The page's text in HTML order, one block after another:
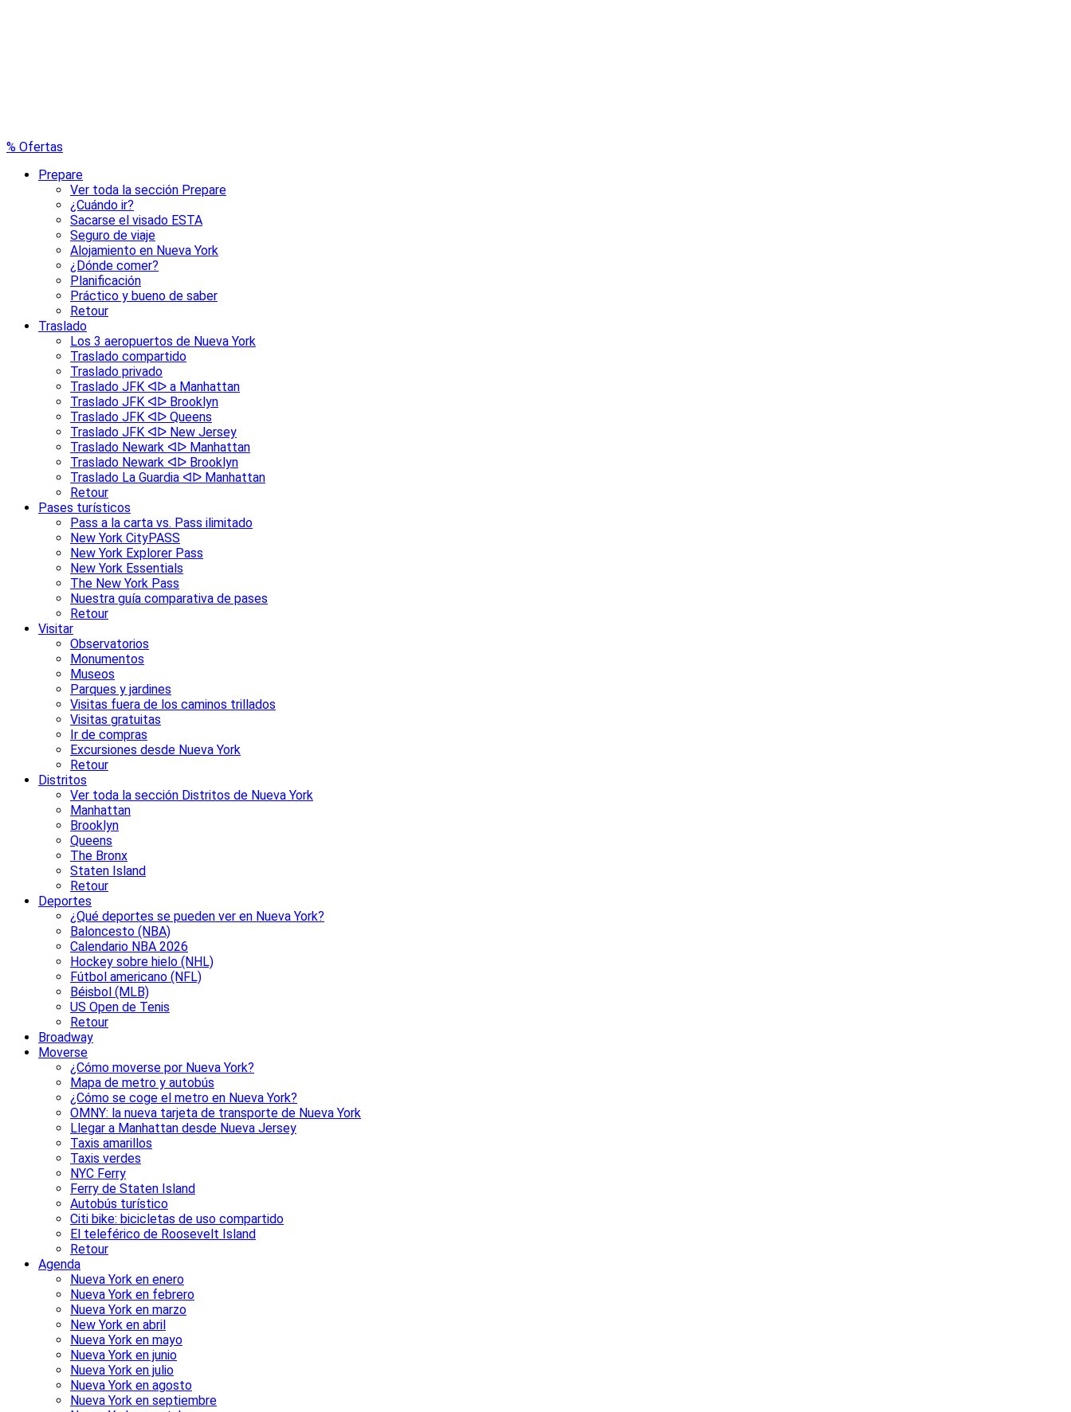
% Ofertas
Prepare
Ver toda la sección Prepare
¿Cuándo ir?
Sacarse el visado ESTA
Seguro de viaje
Alojamiento en Nueva York
¿Dónde comer?
Planificación
Práctico y bueno de saber
Retour
Traslado
Los 3 aeropuertos de Nueva York
Traslado compartido
Traslado privado
Traslado JFK ᐊᐅ a Manhattan
Traslado JFK ᐊᐅ Brooklyn
Traslado JFK ᐊᐅ Queens
Traslado JFK ᐊᐅ New Jersey
Traslado Newark ᐊᐅ Manhattan
Traslado Newark ᐊᐅ Brooklyn
Traslado La Guardia ᐊᐅ Manhattan
Retour
Pases turísticos
Pass a la carta vs. Pass ilimitado
New York CityPASS
New York Explorer Pass
New York Essentials
The New York Pass
Nuestra guía comparativa de pases
Retour
Visitar
Observatorios
Monumentos
Museos
Parques y jardines
Visitas fuera de los caminos trillados
Visitas gratuitas
Ir de compras
Excursiones desde Nueva York
Retour
Distritos
Ver toda la sección Distritos de Nueva York
Manhattan
Brooklyn
Queens
The Bronx
Staten Island
Retour
Deportes
¿Qué deportes se pueden ver en Nueva York?
Baloncesto (NBA)
Calendario NBA 2026
Hockey sobre hielo (NHL)
Fútbol americano (NFL)
Béisbol (MLB)
US Open de Tenis
Retour
Broadway
Moverse
¿Cómo moverse por Nueva York?
Mapa de metro y autobús
¿Cómo se coge el metro en Nueva York?
OMNY: la nueva tarjeta de transporte de Nueva York
Llegar a Manhattan desde Nueva Jersey
Taxis amarillos
Taxis verdes
NYC Ferry
Ferry de Staten Island
Autobús turístico
Citi bike: bicicletas de uso compartido
El teleférico de Roosevelt Island
Retour
Agenda
Nueva York en enero
Nueva York en febrero
Nueva York en marzo
New York en abril
Nueva York en mayo
Nueva York en junio
Nueva York en julio
Nueva York en agosto
Nueva York en septiembre